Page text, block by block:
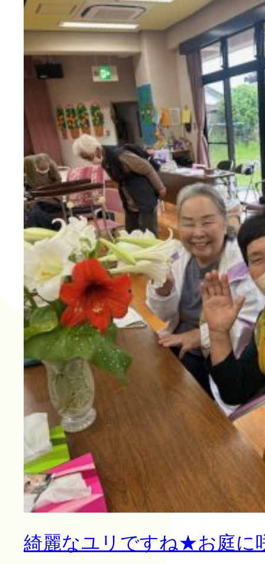
綺麗なユリですね★お庭に
介護老人保健施設 長寿の
短期入所療養介護ショー
長寿の里通所リハビリテ
長寿の里 デイサービスセ
グループホーム 長寿
長寿の里在宅介護支援セ
最新情報
トピック・写真
デイサービス便り
グループホーム便り
通所リハビリテーション
一覧
その他
採用情報
活動のご